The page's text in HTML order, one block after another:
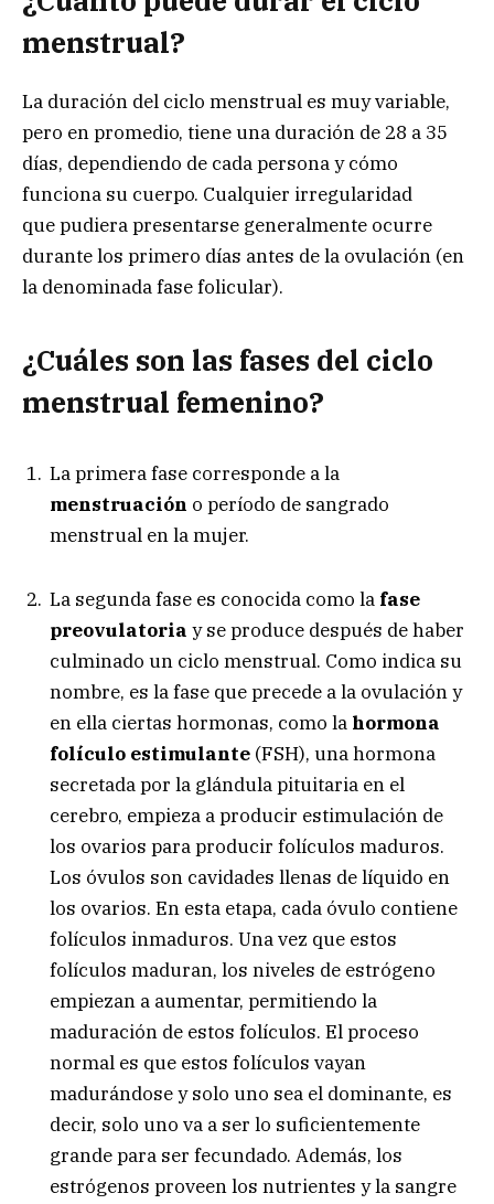
menstrual?
La duración del ciclo menstrual es muy variable,
pero en promedio, tiene una duración de 28 a 35
días, dependiendo de cada persona y cómo
funciona su cuerpo. Cualquier irregularidad
que pudiera presentarse generalmente ocurre
durante los primero días antes de la ovulación (en
la denominada fase folicular).
¿Cuáles son las fases del ciclo
menstrual femenino?
La primera fase corresponde a la
menstruación o período de sangrado
menstrual en la mujer.
La segunda fase es conocida como la fase
preovulatoria y se produce después de haber
culminado un ciclo menstrual. Como indica su
nombre, es la fase que precede a la ovulación y
en ella ciertas hormonas, como la hormona
folículo estimulante (FSH), una hormona
secretada por la glándula pituitaria en el
cerebro, empieza a producir estimulación de
los ovarios para producir folículos maduros.
Los óvulos son cavidades llenas de líquido en
los ovarios. En esta etapa, cada óvulo contiene
folículos inmaduros. Una vez que estos
folículos maduran, los niveles de estrógeno
empiezan a aumentar, permitiendo la
maduración de estos folículos. El proceso
normal es que estos folículos vayan
madurándose y solo uno sea el dominante, es
decir, solo uno va a ser lo suficientemente
grande para ser fecundado. Además, los
estrógenos proveen los nutrientes y la sangre